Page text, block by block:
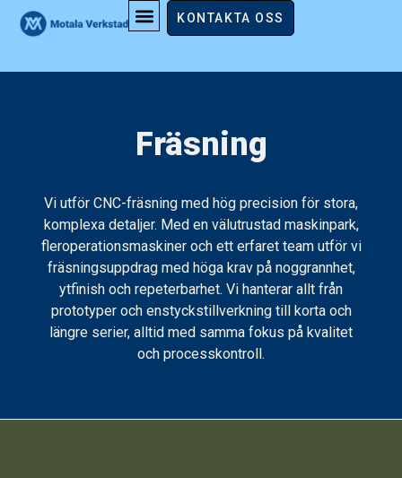
KONTAKTA OSS
Fräsning
Fräsning
Vi utför CNC-fräsning med hög precision för stora,
komplexa detaljer. Med en välutrustad maskinpark,
fleroperationsmaskiner och ett erfaret team utför vi
fräsningsuppdrag med höga krav på noggrannhet,
ytfinish och repeterbarhet. Vi hanterar allt från
prototyper och enstyckstillverkning till korta och
längre serier, alltid med samma fokus på kvalitet
och processkontroll.